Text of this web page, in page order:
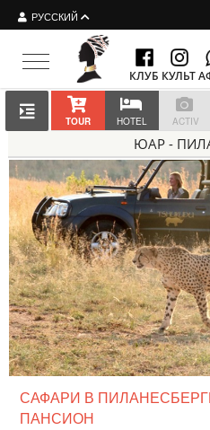
РУССКИЙ
Toggle navigation
КЛУБ КУЛЬТ
TOUR HOTEL ACTIV
ЮАР -
САФАРИ В
ПАНСИОН